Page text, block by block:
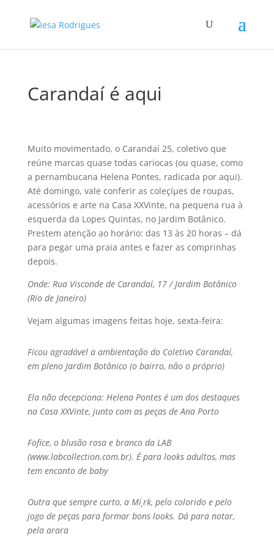
Carandaí­ é aqui
Muito movimentado, o Carandaí­ 25, coletivo que
reúne marcas quase todas cariocas (ou quase, como
a pernambucana Helena Pontes, radicada por aqui).
Até domingo, vale conferir as coleçíµes de roupas,
acessórios e arte na Casa XXVinte, na pequena rua à
esquerda da Lopes Quintas, no Jardim Botânico.
Prestem atenção ao horário: das 13 às 20 horas – dá
para pegar uma praia antes e fazer as comprinhas
depois.
Onde: Rua Visconde de Carandaí­, 17 / Jardim Botânico
(Rio de Janeiro)
Vejam algumas imagens feitas hoje, sexta-feira:
Ficou agradável a ambientação do Coletivo Carandaí­,
em pleno Jardim Botânico (o bairro, não o próprio)
Ela não decepciona: Helena Pontes é um dos destaques
na Casa XXVinte, junto com as peças de Ana Porto
Fofice, o blusão rosa e branco da LAB
(www.labcollection.com.br). É para looks adultos, mas
tem encanto de baby
Outra que sempre curto, a Mí¸rk, pelo colorido e pelo
jogo de peças para formar bons looks. Dá para notar,
pela arara